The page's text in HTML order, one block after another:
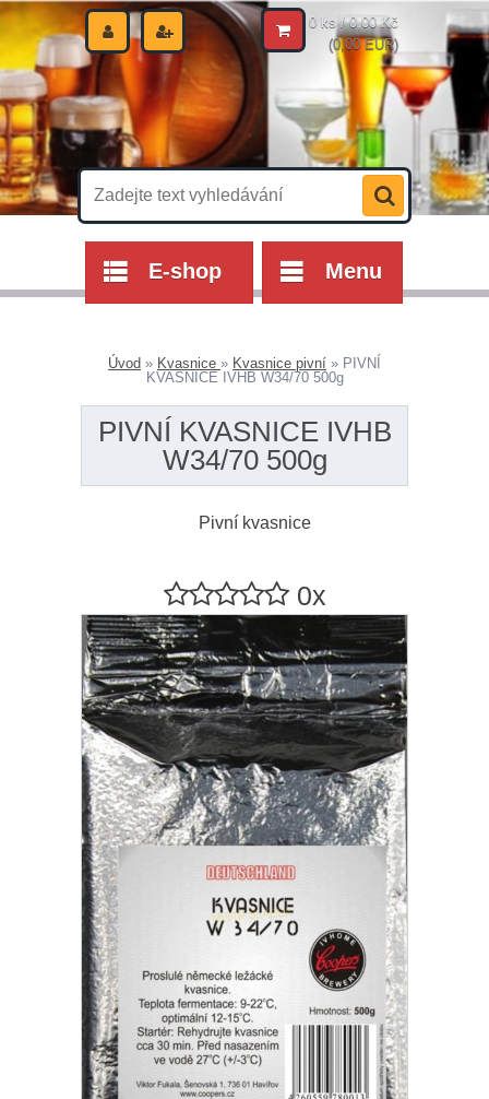
0 ks / 0,00 Kč
(0,00 EUR)
E-shop Menu
Úvod » Kvasnice » Kvasnice pivní » PIVNÍ
KVASNICE IVHB W34/70 500g
PIVNÍ KVASNICE IVHB
W34/70 500g
Pivní kvasnice
0x